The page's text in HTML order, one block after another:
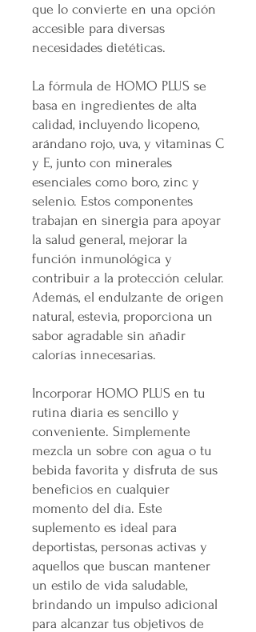
que lo convierte en una opción
accesible para diversas
necesidades dietéticas.
La fórmula de HOMO PLUS se
basa en ingredientes de alta
calidad, incluyendo licopeno,
arándano rojo, uva, y vitaminas C
y E, junto con minerales
esenciales como boro, zinc y
selenio. Estos componentes
trabajan en sinergia para apoyar
la salud general, mejorar la
función inmunológica y
contribuir a la protección celular.
Además, el endulzante de origen
natural, estevia, proporciona un
sabor agradable sin añadir
calorías innecesarias.
Incorporar HOMO PLUS en tu
rutina diaria es sencillo y
conveniente. Simplemente
mezcla un sobre con agua o tu
bebida favorita y disfruta de sus
beneficios en cualquier
momento del día. Este
suplemento es ideal para
deportistas, personas activas y
aquellos que buscan mantener
un estilo de vida saludable,
brindando un impulso adicional
para alcanzar tus objetivos de